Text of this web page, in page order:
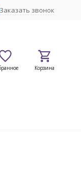
звонок
Корзина